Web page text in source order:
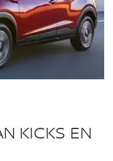
KICKS EN